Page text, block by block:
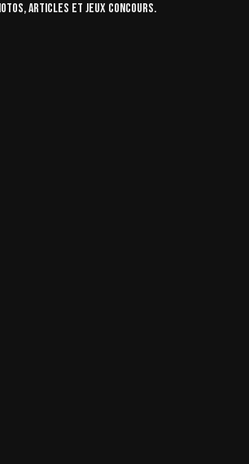
articles et jeux concours.